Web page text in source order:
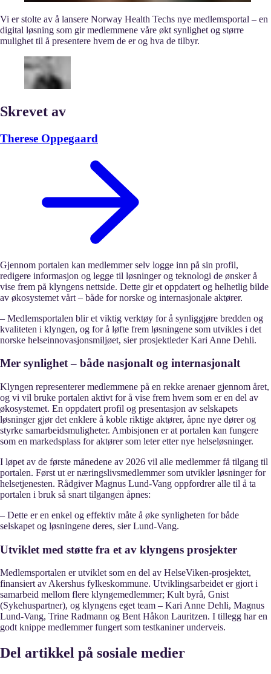
Vi er stolte av å lansere Norway Health Techs nye medlemsportal – en
digital løsning som gir medlemmene våre økt synlighet og større
mulighet til å presentere hvem de er og hva de tilbyr.
Skrevet av
Therese Oppegaard
Gjennom portalen kan medlemmer selv logge inn på sin profil,
redigere informasjon og legge til løsninger og teknologi de ønsker å
vise frem på klyngens nettside. Dette gir et oppdatert og helhetlig bilde
av økosystemet vårt – både for norske og internasjonale aktører.
– Medlemsportalen blir et viktig verktøy for å synliggjøre bredden og
kvaliteten i klyngen, og for å løfte frem løsningene som utvikles i det
norske helseinnovasjonsmiljøet, sier prosjektleder Kari Anne Dehli.
Mer synlighet – både nasjonalt og internasjonalt
Klyngen representerer medlemmene på en rekke arenaer gjennom året,
og vi vil bruke portalen aktivt for å vise frem hvem som er en del av
økosystemet. En oppdatert profil og presentasjon av selskapets
løsninger gjør det enklere å koble riktige aktører, åpne nye dører og
styrke samarbeidsmuligheter. Ambisjonen er at portalen kan fungere
som en markedsplass for aktører som leter etter nye helseløsninger.
I løpet av de første månedene av 2026 vil alle medlemmer få tilgang til
portalen. Først ut er næringslivsmedlemmer som utvikler løsninger for
helsetjenesten. Rådgiver Magnus Lund-Vang oppfordrer alle til å ta
portalen i bruk så snart tilgangen åpnes:
– Dette er en enkel og effektiv måte å øke synligheten for både
selskapet og løsningene deres, sier Lund-Vang.
Utviklet med støtte fra et av klyngens prosjekter
Medlemsportalen er utviklet som en del av HelseViken-prosjektet,
finansiert av Akershus fylkeskommune. Utviklingsarbeidet er gjort i
samarbeid mellom flere klyngemedlemmer; Kult byrå, Gnist
(Sykehuspartner), og klyngens eget team – Kari Anne Dehli, Magnus
Lund-Vang, Trine Radmann og Bent Håkon Lauritzen. I tillegg har en
godt knippe medlemmer fungert som testkaniner underveis.
Del artikkel på sosiale medier